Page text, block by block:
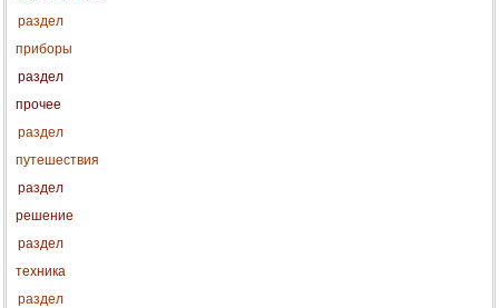
раздел
приборы
раздел
прочее
раздел
путешествия
раздел
решение
раздел
техника
раздел